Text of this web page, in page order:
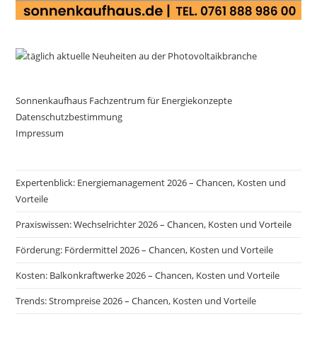
Sonnenkaufhaus Fachzentrum für Energiekonzepte
Datenschutzbestimmung
Impressum
Expertenblick: Energiemanagement 2026 – Chancen, Kosten und
Vorteile
Praxiswissen: Wechselrichter 2026 – Chancen, Kosten und Vorteile
Förderung: Fördermittel 2026 – Chancen, Kosten und Vorteile
Kosten: Balkonkraftwerke 2026 – Chancen, Kosten und Vorteile
Trends: Strompreise 2026 – Chancen, Kosten und Vorteile